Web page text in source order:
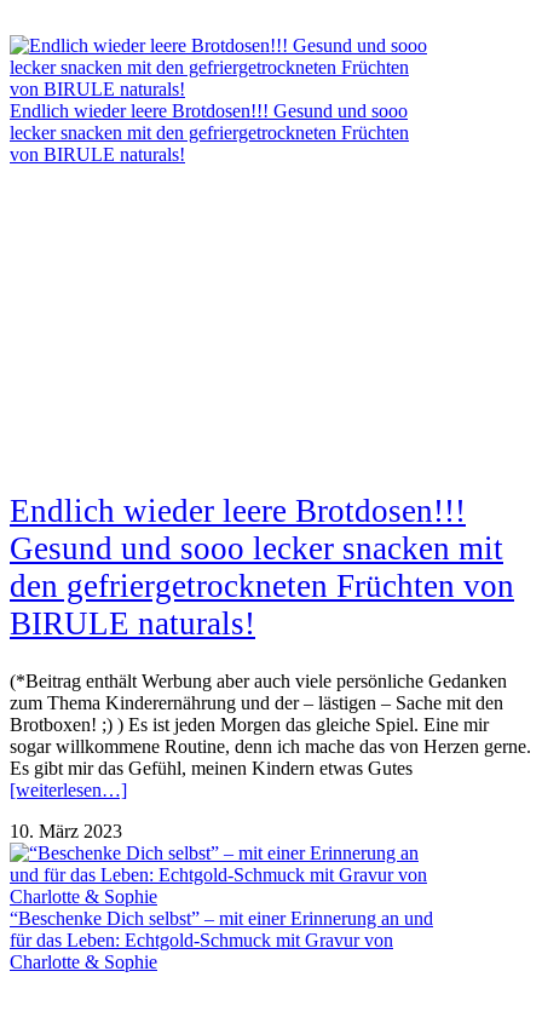
Endlich wieder leere Brotdosen!!! Gesund und sooo
lecker snacken mit den gefriergetrockneten Früchten
von BIRULE naturals!
Endlich wieder leere Brotdosen!!!
Gesund und sooo lecker snacken mit
den gefriergetrockneten Früchten von
BIRULE naturals!
(*Beitrag enthält Werbung aber auch viele persönliche Gedanken
zum Thema Kinderernährung und der – lästigen – Sache mit den
Brotboxen! ;) ) Es ist jeden Morgen das gleiche Spiel. Eine mir
sogar willkommene Routine, denn ich mache das von Herzen gerne.
Es gibt mir das Gefühl, meinen Kindern etwas Gutes
[weiterlesen…]
10. März 2023
“Beschenke Dich selbst” – mit einer Erinnerung an und
für das Leben: Echtgold-Schmuck mit Gravur von
Charlotte & Sophie